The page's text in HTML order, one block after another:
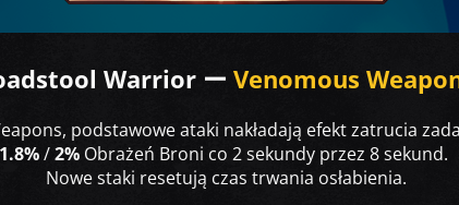
Warrior ー Venomous
podstawowe ataki nakładają efekt zatrucia
1.8%/2% Obrażeń Broni co 2 sekundy przez 8 sekund.
Nowe staki resetują czas trwania osłabienia.